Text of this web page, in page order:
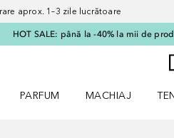
aprox. 1–3 zile lucrătoare
HOT SALE: până la -40% la mii de
PARFUM
MACHIAJ